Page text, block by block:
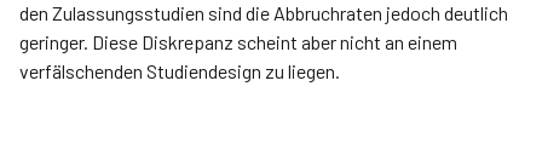
den Zulassungsstudien sind die Abbruchraten jedoch deutlich
geringer. Diese Diskrepanz scheint aber nicht an einem
verfälschenden Studiendesign zu liegen.